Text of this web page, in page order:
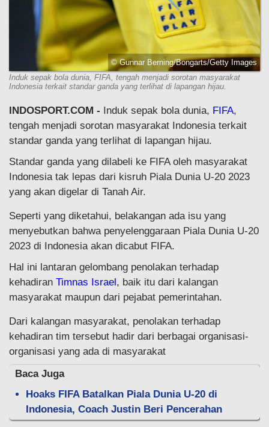
© Gunnar Berning/Bongarts/Getty Images
Induk sepak bola dunia, FIFA, tengah menjadi sorotan masyarakat
Indonesia terkait standar ganda yang terlihat di lapangan hijau.
INDOSPORT.COM - Induk sepak bola dunia, FIFA,
tengah menjadi sorotan masyarakat Indonesia terkait
standar ganda yang terlihat di lapangan hijau.
Standar ganda yang dilabeli ke FIFA oleh masyarakat
Indonesia tak lepas dari kisruh Piala Dunia U-20 2023
yang akan digelar di Tanah Air.
Seperti yang diketahui, belakangan ada isu yang
menyebutkan bahwa penyelenggaraan Piala Dunia U-20
2023 di Indonesia akan dicabut FIFA.
Hal ini lantaran gelombang penolakan terhadap
kehadiran Timnas Israel, baik itu dari kalangan
masyarakat maupun dari pejabat pemerintahan.
Dari kalangan masyarakat, penolakan terhadap
kehadiran tim tersebut hadir dari berbagai organisasi-
organisasi yang ada di masyarakat
Baca Juga
Hoaks FIFA Batalkan Piala Dunia U-20 di
Indonesia, Coach Justin Beri Pencerahan